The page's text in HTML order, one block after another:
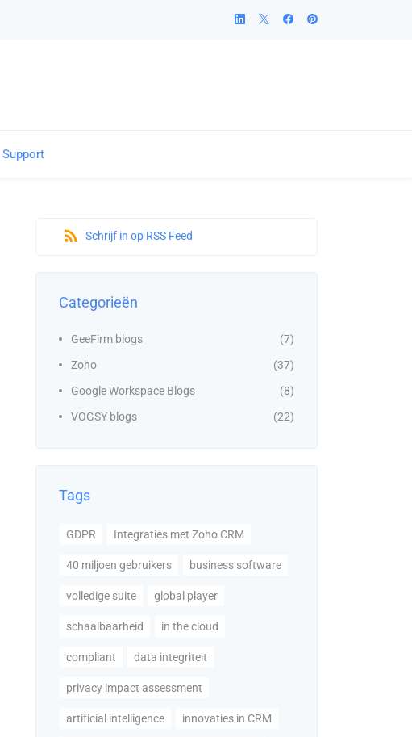
Support
Schrijf in op RSS Feed
Categorieën
GeeFirm blogs
(7)
Zoho
(37)
Google Workspace Blogs
(8)
VOGSY blogs
(22)
Tags
GDPR Integraties met Zoho CRM
40 miljoen gebruikers business software
volledige suite global player
schaalbaarheid in the cloud
compliant data integriteit
privacy impact assessment
artificial intelligence innovaties in CRM